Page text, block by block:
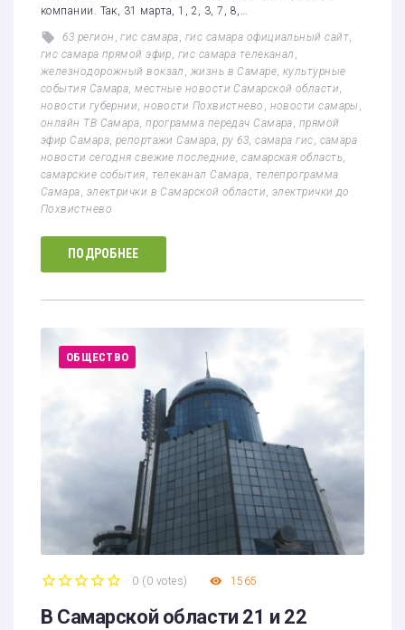
компании. Так, 31 марта, 1, 2, 3, 7, 8,…
63 регион ,гис самара, гис самара официальный сайт,
гис самара прямой эфир, гис самара телеканал ,
железнодорожный вокзал , жизнь в Самаре,культурные
события Самара,местные новости Самарской области,
новости губернии,новости Похвистнево , новости самары ,
онлайн ТВ Самара,программа передач Самара, прямой
эфир Самара, репортажи Самара, ру 63,самара гис, самара
новости сегодня свежие последние,самарская область,
самарские события, телеканал Самара, телепрограмма
Самара, электрички в Самарской области,электрички до
Похвистнево
ПОДРОБНЕЕ
ОБЩЕСТВО
0 ( 0 votes) 1565
В Самарской области 21 и 22